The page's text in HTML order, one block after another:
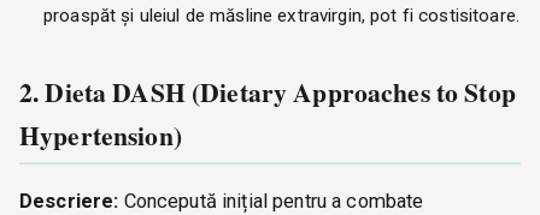
proaspăt și uleiul de măsline extravirgin, pot fi costisitoare.
2. Dieta DASH (Dietary Approaches to Stop
Hypertension)
Descriere: Concepută inițial pentru a combate